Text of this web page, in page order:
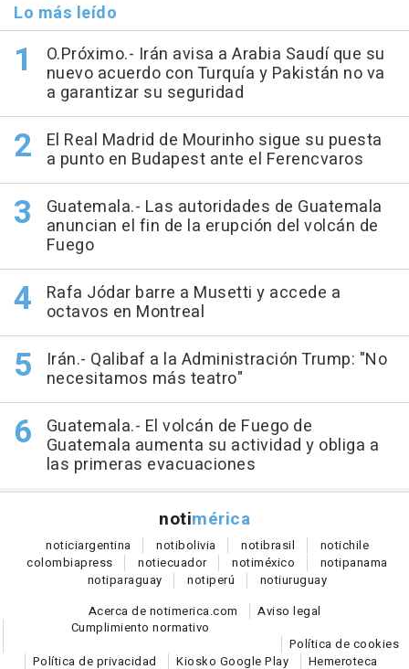
Lo más leído
O.Próximo.- Irán avisa a Arabia Saudí que su
nuevo acuerdo con Turquía y Pakistán no va
a garantizar su seguridad
El Real Madrid de Mourinho sigue su puesta
a punto en Budapest ante el Ferencvaros
Guatemala.- Las autoridades de Guatemala
anuncian el fin de la erupción del volcán de
Fuego
Rafa Jódar barre a Musetti y accede a
octavos en Montreal
Irán.- Qalibaf a la Administración Trump: "No
necesitamos más teatro"
Guatemala.- El volcán de Fuego de
Guatemala aumenta su actividad y obliga a
las primeras evacuaciones
notimérica
noticiargentina notibolivia notibrasil notichile
colombiapress notiecuador notiméxico notipanama
notiparaguay notiperú notiuruguay
Acerca de notimerica.com
Aviso legal
Cumplimiento normativo
Política de cookies
Política de privacidad
Kiosko Google Play Hemeroteca